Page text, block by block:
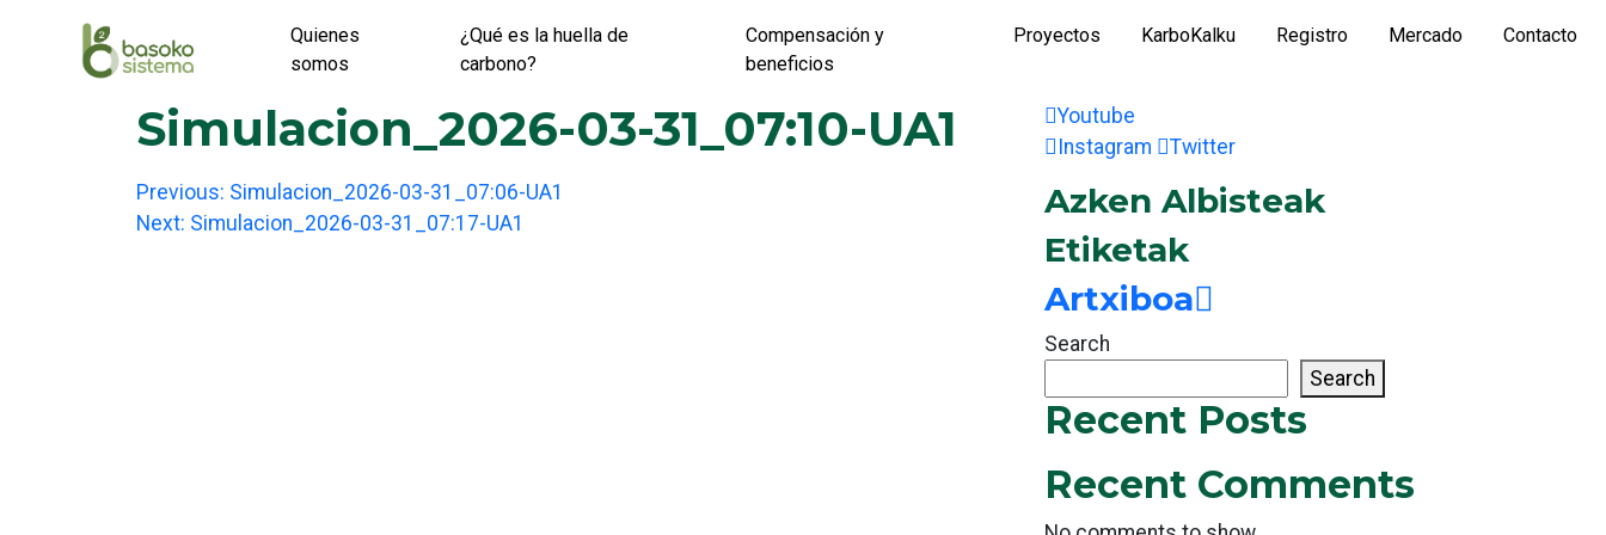
Quienes
somos
¿Qué es la huella de
carbono?
Compensación y
beneficios
Proyectos KarboKalku Registro Mercado Contacto
Simulacion_2026-03-31_07:10-UA1
Post
navigation
Previous: Simulacion_2026-03-31_07:06-UA1
Next: Simulacion_2026-03-31_07:17-UA1
Youtube
Instagram
Twitter
Azken Albisteak
Etiketak
Artxiboa
Search
Search
Recent Posts
Recent Comments